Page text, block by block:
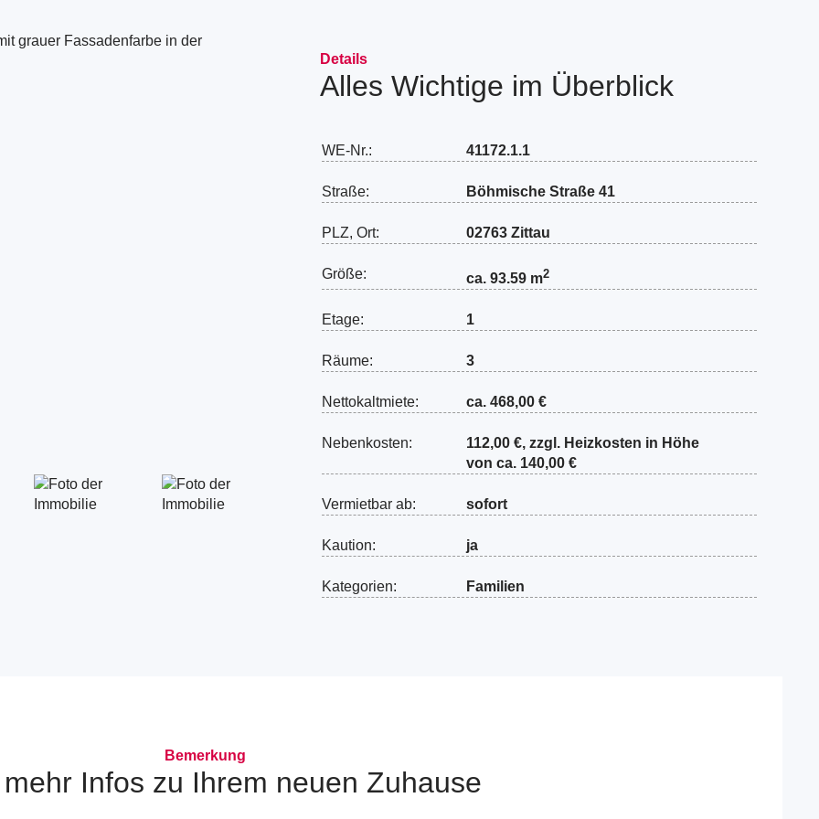
Details
Alles Wichtige im Überblick
WE-Nr.: 41172.1.1
Straße: Böhmische Straße 41
PLZ, Ort: 02763 Zittau
Größe: ca. 93.59 m2
Etage: 1
Räume: 3
Nettokaltmiete: ca. 468,00 €
Nebenkosten:
112,00 €, zzgl. Heizkosten in Höhe
von ca. 140,00 €
Vermietbar ab: sofort
Kaution: ja
Kategorien: Familien
Bemerkung
Infos zu Ihrem neuen Zuhause